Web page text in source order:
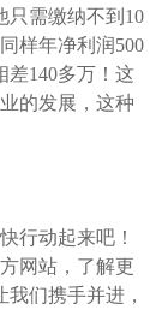
只需缴纳不到10
样年净利润500
差140多万！这
的发展，这种
行动起来吧！
网站，了解更
们携手并进，